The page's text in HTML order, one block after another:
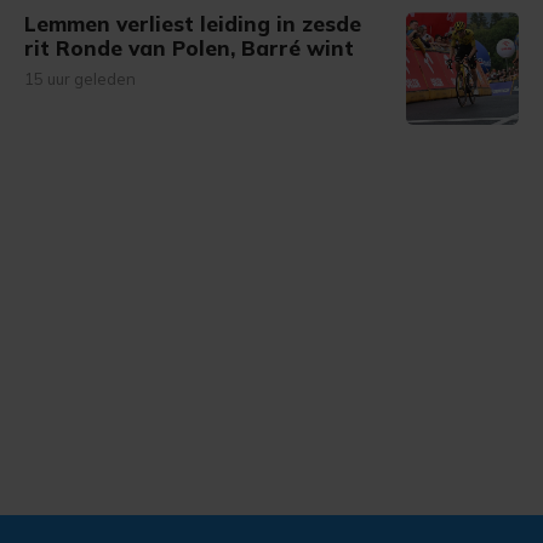
Lemmen verliest leiding in zesde
rit Ronde van Polen, Barré wint
15 uur geleden